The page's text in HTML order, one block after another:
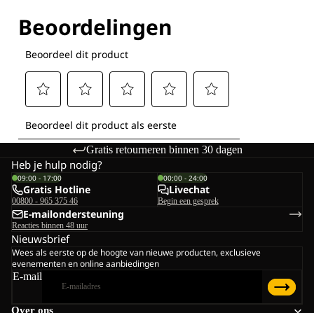
Gratis retourneren binnen 30 dagen
Over ons
Heb je hulp nodig?
09:00 - 17:00
Gratis Hotline
00800 - 965 375 46
00:00 - 24:00
Livechat
Begin een gesprek
E-mailondersteuning
Reacties binnen 48 uur
Nieuwsbrief
Wees als eerste op de hoogte van nieuwe producten, exclusieve
evenementen en online aanbiedingen
E-mail